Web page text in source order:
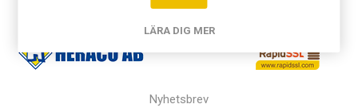
Nyhetsbrev
LÄRA DIG MER